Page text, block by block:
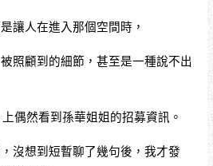
讓人在進入那個空間時，
照顧到的細節，甚至是一種說不出
偶然看到孫華姐姐的招募資訊。
沒想到短暫聊了幾句後，我才發